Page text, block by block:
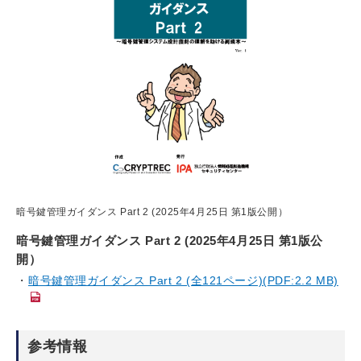
暗号鍵管理ガイダンス Part 2 (2025年4月25日 第1版公開）
暗号鍵管理ガイダンス Part 2 (2025年4月25日 第1版公
開）
暗号鍵管理ガイダンス Part 2 (全121ページ)(PDF:2.2 MB)
参考情報